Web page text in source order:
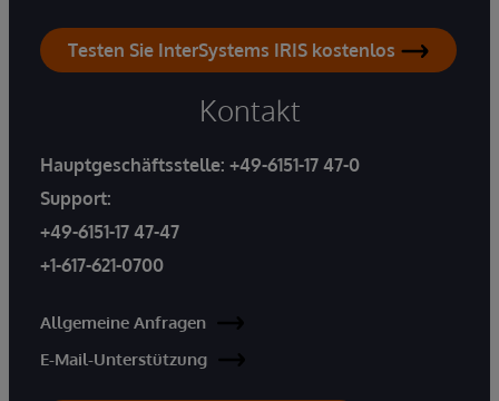
Testen Sie InterSystems IRIS kostenlos
Kontakt
Hauptgeschäftsstelle: +49-6151-17 47-0
Support:
+49-6151-17 47-47
+1-617-621-0700
Allgemeine Anfragen
E-Mail-Unterstützung